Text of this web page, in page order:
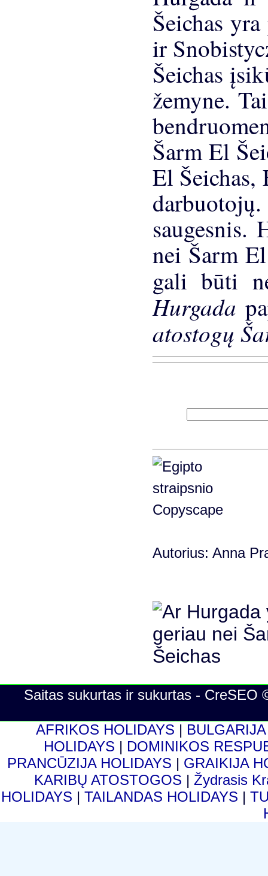
Šeichas
ir
Šeichas
žemyne.
Šarm El
El
saugesnis.
nei Šarm
gali būti
Hurgada
atostogų
Autorius: Anna
Saitas sukurtas ir sukurtas -
AFRIKOS HOLIDAYS |
HOLIDAYS | DOMINIKOS
PRANCŪZIJA HOLIDAYS | GRAIKIJA
KARIBŲ ATOSTOGOS |Žydrasis
HOLIDAYS |TAILANDAS HOLIDAYS |